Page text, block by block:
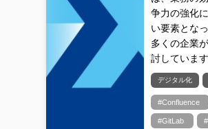
争力の強化
い要素となっ
多くの企業
討していま
デジタル化
#Confluence
#GitLab